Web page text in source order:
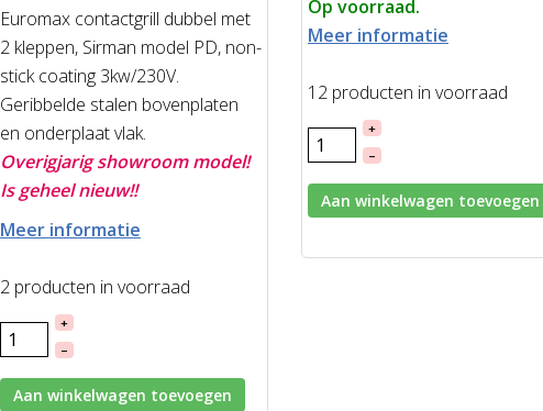
Euromax contactgrill dubbel met
2 kleppen, Sirman model PD, non-
stick coating 3kw/230V.
Geribbelde stalen bovenplaten
en onderplaat vlak.
Overigjarig showroom model!
Is geheel nieuw!!
Meer informatie
2 producten in voorraad
+
–
Aan winkelwagen toevoegen
Op voorraad.
Meer informatie
12 producten in voorraad
+
–
Aan winkelwagen toevoegen